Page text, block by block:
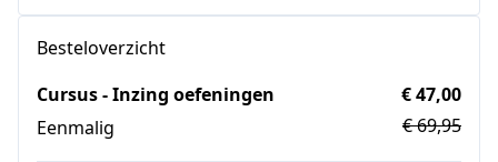
Besteloverzicht
Cursus - Inzing oefeningen
Eenmalig
€ 47,00
€ 69,95